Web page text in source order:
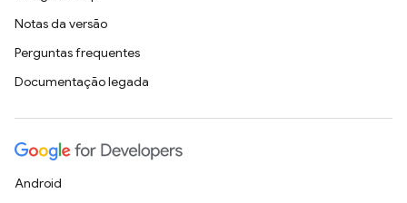
Notas da versão
Perguntas frequentes
Documentação legada
Android